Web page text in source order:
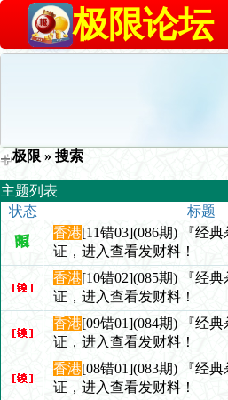
极限论坛
极限 » 搜索
主题列表
状态
标题
香港[11错03](086期) 『经
证，进入查看发财料！
香港[10错02](085期) 『经
证，进入查看发财料！
香港[09错01](084期) 『经
证，进入查看发财料！
香港[08错01](083期) 『经
证，进入查看发财料！